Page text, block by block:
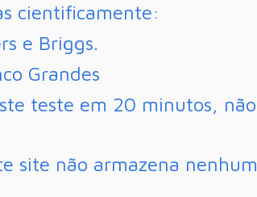
cientificamente:
e Briggs.
Grandes
teste em 20 minutos, não
site não armazena nenhum